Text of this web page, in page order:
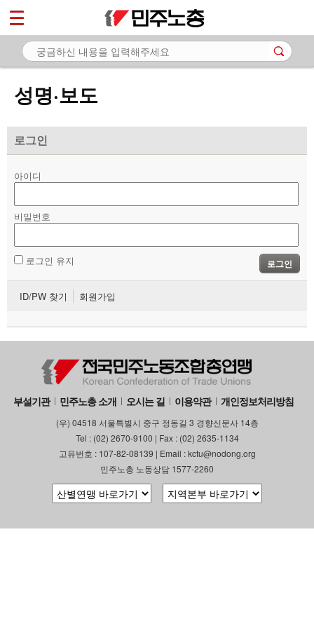
성명·보도
로그인
아이디
비밀번호
로그인 유지 로그인
ID/PW 찾기 회원가입
부설기관 민주노총 소개 오시는 길 이용약관 개인정보처리방침
(우) 04518 서울특별시 중구 정동길 3 경향신문사 14층
Tel : (02) 2670-9100 | Fax : (02) 2635-1134
고유번호 : 107-82-08139 | Email : kctu@nodong.org
민주노총 노동상담 1577-2260
마이페이지
소개
- 공지사항
- 성명·보도
자료
부설기관
업무